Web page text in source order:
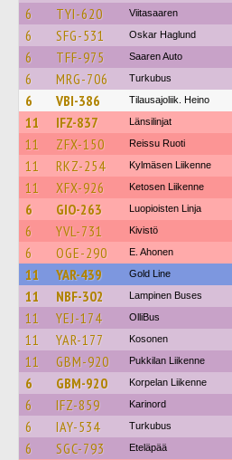
6 TYI-620 Viitasaaren
6 SFG-531 Oskar Haglund
6 TFF-975 Saaren Auto
6 MRG-706 Turkubus
6 VBI-386 Tilausajoliik. Heino
11 IFZ-837 Länsilinjat
11 ZFX-150 Reissu Ruoti
11 RKZ-254 Kylmäsen Liikenne
11 XFX-926 Ketosen Liikenne
6 GIO-263 Luopioisten Linja
6 YVL-731 Kivistö
6 OGE-290 E. Ahonen
11 YAR-439 Gold Line
11 NBF-302 Lampinen Buses
11 YEJ-174 OlliBus
11 YAR-177 Kosonen
11 GBM-920 Pukkilan Liikenne
6 GBM-920 Korpelan Liikenne
6 IFZ-859 Karinord
6 IAY-534 Turkubus
6 SGC-793 Eteläpää